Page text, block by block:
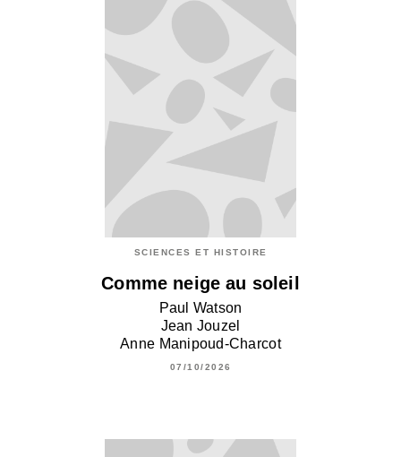
SCIENCES ET HISTOIRE
Comme neige au soleil
Paul Watson
Jean Jouzel
Anne Manipoud-Charcot
07/10/2026